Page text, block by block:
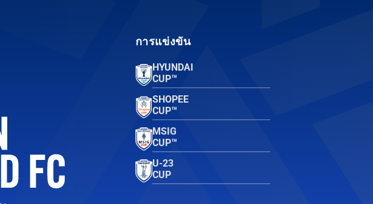
การแข่งขัน
HYUNDAI
CUP™
SHOPEE
CUP™
MSIG
CUP™
U-23
CUP